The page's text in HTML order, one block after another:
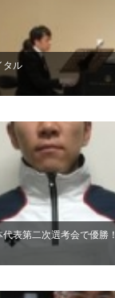
タル
表第二次選考会で優勝！